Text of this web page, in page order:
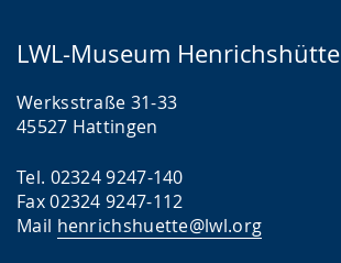
LWL-Museum Henrichshütte
Werksstraße 31-33
45527 Hattingen
Tel. 02324 9247-140
Fax 02324 9247-112
Mail henrichshuette@lwl.org